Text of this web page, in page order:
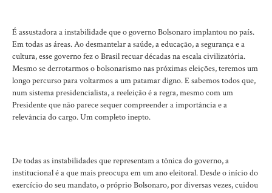
É assustadora a instabilidade que o governo Bolsonaro implantou no país.
Em todas as áreas. Ao desmantelar a saúde, a educação, a segurança e a
cultura, esse governo fez o Brasil recuar décadas na escala civilizatória.
Mesmo se derrotarmos o bolsonarismo nas próximas eleições, teremos um
longo percurso para voltarmos a um patamar digno. E sabemos todos que,
num sistema presidencialista, a reeleição é a regra, mesmo com um
Presidente que não parece sequer compreender a importância e a
relevância do cargo. Um completo inepto.
De todas as instabilidades que representam a tônica do governo, a
institucional é a que mais preocupa em um ano eleitoral. Desde o início do
exercício do seu mandato, o próprio Bolsonaro, por diversas vezes, cuidou